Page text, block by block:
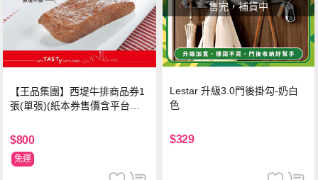
【王品集團】西堤牛排商品券1
張(單張)(紙本券售價含平台物
$800
免運
售完，補貨中
Lestar 升級3.0門後掛勾-奶白
色
$329